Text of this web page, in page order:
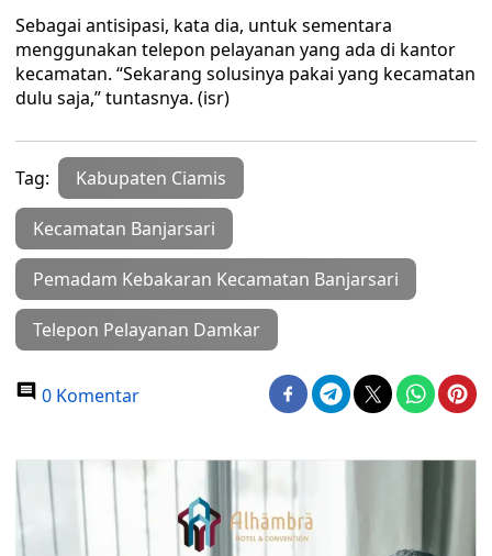
Sebagai antisipasi, kata dia, untuk sementara
menggunakan telepon pelayanan yang ada di kantor
kecamatan. “Sekarang solusinya pakai yang kecamatan
dulu saja,” tuntasnya. (isr)
Tag: Kabupaten Ciamis
Kecamatan Banjarsari
Pemadam Kebakaran Kecamatan Banjarsari
Telepon Pelayanan Damkar
0 Komentar